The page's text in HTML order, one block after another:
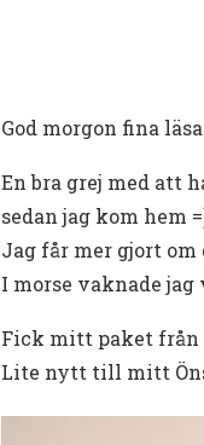
God morgon fina
En bra grej med att
sedan jag kom hem
Jag får mer gjort
I morse vaknade
Fick mitt paket från
Lite nytt till mitt